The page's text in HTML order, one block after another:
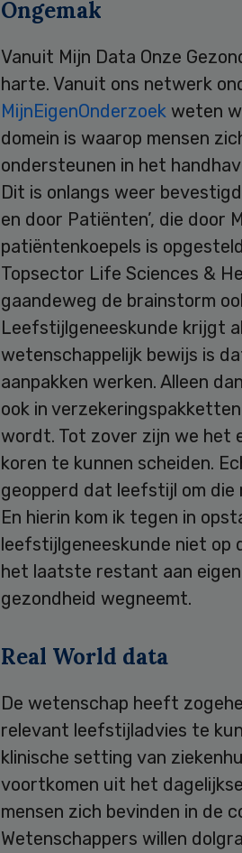
Ongemak
Vanuit Mijn Data Onze
harte. Vanuit ons netwerk
MijnEigenOnderzoek weten
domein is waarop mensen
ondersteunen in het
Dit is onlangs weer
en door Patiënten’, die door
patiëntenkoepels is
Topsector Life Sciences &
gaandeweg de brainstorm
Leefstijlgeneeskunde krijgt
wetenschappelijk bewijs is
aanpakken werken. Alleen
ook in
wordt. Tot zover zijn we het
koren te kunnen scheiden.
geopperd dat leefstijl om die
En hierin kom ik tegen in
leefstijlgeneeskunde niet op
het laatste restant aan
gezondheid wegneemt.
Real World data
De wetenschap heeft
relevant leefstijladvies te
klinische setting van
voortkomen uit het
mensen zich bevinden in de
Wetenschappers willen